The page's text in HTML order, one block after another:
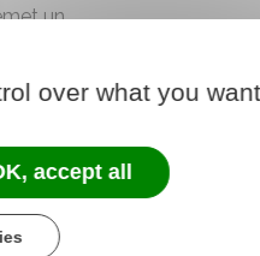
un
perte de l'arme
qui vous a
over what you
accept all